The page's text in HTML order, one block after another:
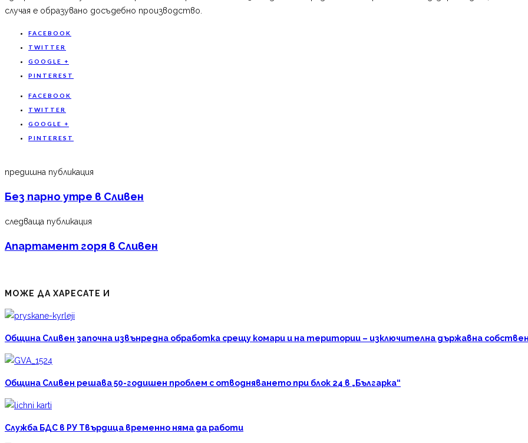
случая е образувано досъдебно производство.
FACEBOOK
TWITTER
GOOGLE +
PINTEREST
FACEBOOK
TWITTER
GOOGLE +
PINTEREST
предишна публикация
Без парно утре в Сливен
следваща публикация
Апартамент горя в Сливен
МОЖЕ ДА ХАРЕСАТЕ И
Община Сливен започна извънредна обработка срещу комари и на територии – изключителна държавна
Община Сливен решава 50-годишен проблем с отводняването при блок 24 в „Българка“
Служба БДС в РУ Твърдица временно няма да работи